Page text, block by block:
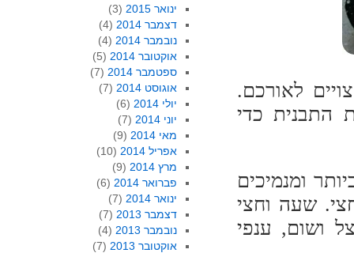
לאורכם.
התבנית כדי
ומנמיכים
וחצי. שעה וחצי
ושום, ענפי
ינואר 2015
(3)
דצמבר 2014
(4)
נובמבר 2014
(4)
אוקטובר 2014
(5)
ספטמבר 2014
(7)
אוגוסט 2014
(7)
יולי 2014
(6)
יוני 2014
(7)
מאי 2014
(9)
אפריל 2014
(10)
מרץ 2014
(9)
פברואר 2014
(6)
ינואר 2014
(7)
דצמבר 2013
(7)
נובמבר 2013
(4)
אוקטובר 2013
(7)